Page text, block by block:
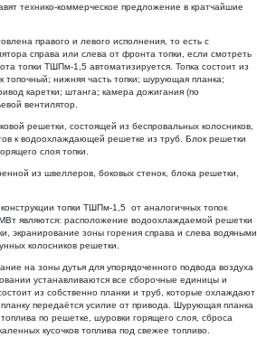
технико-коммерческое предложение в кратчайшие
правого и левого исполнения, то есть с
справа или слева от фронта топки, если смотреть
топки ТШПм-1,5 автоматизируется. Топка состоит из
топочный; нижняя часть топки; шурующая планка;
каретки; штанга; камера дожигания (по
вентилятор.
решетки, состоящей из беспровальных колосников,
к водоохлаждающей решетке из труб. Блок решетки
слоя топки.
из швеллеров, боковых стенок, блока решетки,
топки ТШПм-1,5 от аналогичных топок
являются: расположение водоохлаждаемой решетки
экранирование зоны горения справа и слева водяными
колосников решетки.
на зоны дутья для упорядоченного подвода воздуха
устанавливаются все сборочные единицы и
из собственно планки и труб, которые охлаждают
передаётся усилие от привода. Шурующая планка
по решетке, шуровки горящего слоя, сброса
кусочков топлива под свежее топливо.